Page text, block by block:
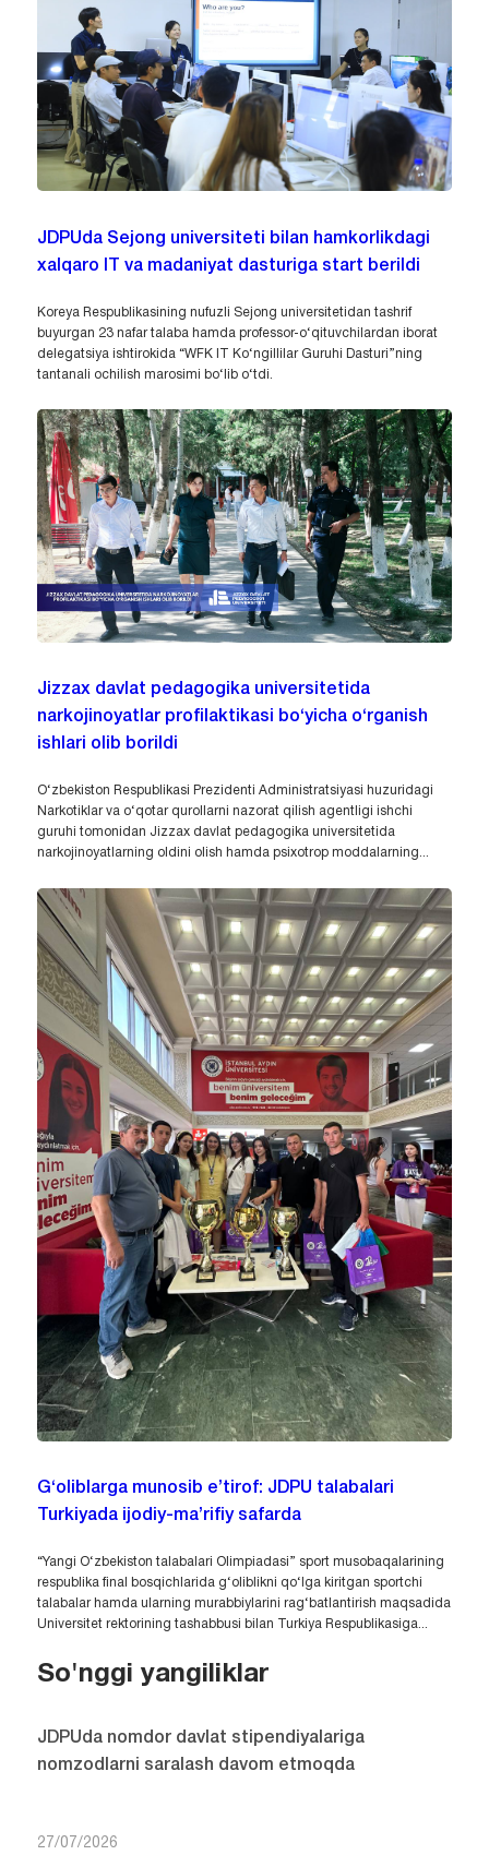
JDPUda Sejong universiteti bilan hamkorlikdagi
xalqaro IT va madaniyat dasturiga start berildi
Koreya Respublikasining nufuzli Sejong universitetidan tashrif
buyurgan 23 nafar talaba hamda professor-o‘qituvchilardan iborat
delegatsiya ishtirokida “WFK IT Ko‘ngillilar Guruhi Dasturi”ning
tantanali ochilish marosimi bo‘lib o‘tdi.
Jizzax davlat pedagogika universitetida
narkojinoyatlar profilaktikasi bo‘yicha o‘rganish
ishlari olib borildi
O‘zbekiston Respublikasi Prezidenti Administratsiyasi huzuridagi
Narkotiklar va o‘qotar qurollarni nazorat qilish agentligi ishchi
guruhi tomonidan Jizzax davlat pedagogika universitetida
narkojinoyatlarning oldini olish hamda psixotrop moddalarning...
G‘oliblarga munosib e’tirof: JDPU talabalari
Turkiyada ijodiy-ma’rifiy safarda
“Yangi O‘zbekiston talabalari Olimpiadasi” sport musobaqalarining
respublika final bosqichlarida g‘oliblikni qo‘lga kiritgan sportchi
talabalar hamda ularning murabbiylarini rag‘batlantirish maqsadida
Universitet rektorining tashabbusi bilan Turkiya Respublikasiga...
So'nggi yangiliklar
JDPUda nomdor davlat stipendiyalariga
nomzodlarni saralash davom etmoqda
27/07/2026